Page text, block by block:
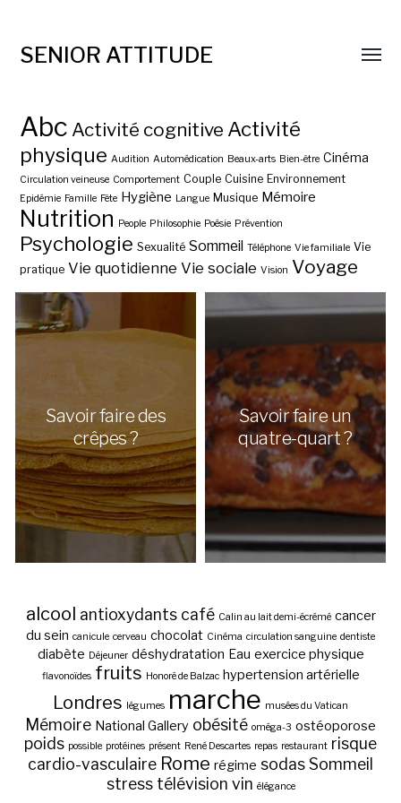
SENIOR ATTITUDE
Abc Activité cognitive Activité
physique Audition Automédication Beaux-arts Bien-être Cinéma
Circulation veineuse Comportement Couple Cuisine Environnement
Epidémie Famille Fête Hygiène Langue Musique Mémoire
Nutrition People Philosophie Poésie Prévention
Psychologie Sexualité Sommeil Téléphone Vie familiale Vie
pratique Vie quotidienne Vie sociale Vision Voyage
Savoir faire des
crêpes ?
Savoir faire un
quatre-quart ?
alcool antioxydants café Calin au lait demi-écrémé cancer
du sein canicule cerveau chocolat Cinéma circulation sanguine dentiste
diabète Déjeuner déshydratation Eau exercice physique
flavonoïdes fruits Honoré de Balzac hypertension artérielle
Londres légumes marche musées du Vatican
Mémoire National Gallery obésité oméga-3 ostéoporose
poids possible protéines présent René Descartes repas restaurant risque
cardio-vasculaire Rome régime sodasSommeil
stress télévision vin élégance